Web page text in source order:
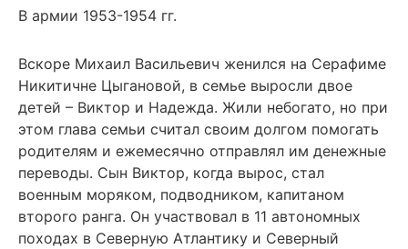
В армии 1953-1954 гг.
Вскоре Михаил Васильевич женился на Серафиме
Никитичне Цыгановой, в семье выросли двое
детей – Виктор и Надежда. Жили небогато, но при
этом глава семьи считал своим долгом помогать
родителям и ежемесячно отправлял им денежные
переводы. Сын Виктор, когда вырос, стал
военным моряком, подводником, капитаном
второго ранга. Он участвовал в 11 автономных
походах в Северную Атлантику и Северный